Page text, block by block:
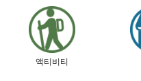
액티비티